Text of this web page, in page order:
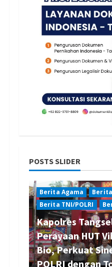
POSTS SLIDER
Berita Agama
Berita TNI/POLRI
Kapolres
Perayaan HUT
Bio, Perkuat
POLRI dengan